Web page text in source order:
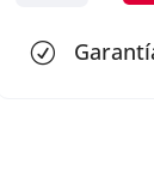
cantidad
R